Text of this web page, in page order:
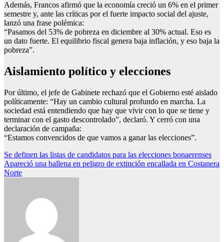
Además, Francos afirmó que la economía creció un 6% en el primer
semestre y, ante las críticas por el fuerte impacto social del ajuste,
lanzó una frase polémica:
“Pasamos del 53% de pobreza en diciembre al 30% actual. Eso es
un dato fuerte. El equilibrio fiscal genera baja inflación, y eso baja la
pobreza”.
Aislamiento político y elecciones
Por último, el jefe de Gabinete rechazó que el Gobierno esté aislado
políticamente: “Hay un cambio cultural profundo en marcha. La
sociedad está entendiendo que hay que vivir con lo que se tiene y
terminar con el gasto descontrolado”, declaró. Y cerró con una
declaración de campaña:
“Estamos convencidos de que vamos a ganar las elecciones”.
Navegación
de
Se definen las listas de candidatos para las elecciones bonaerenses
Apareció una ballena en peligro de extinción encallada en Costanera
Norte